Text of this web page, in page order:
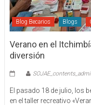
Blog Becarios Blogs
Verano en el
diversión
El pasado 18 de julio, los
en el taller recreativo